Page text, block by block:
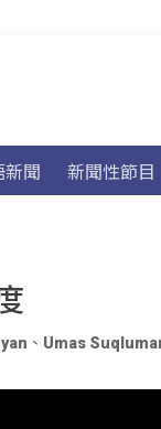
聞 新聞性節目
、 Umas